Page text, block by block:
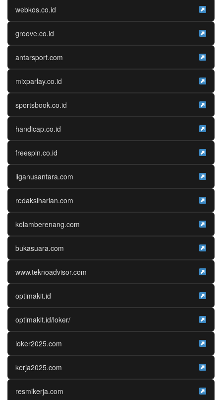
webkos.co.id
groove.co.id
antarsport.com
mixparlay.co.id
sportsbook.co.id
handicap.co.id
freespin.co.id
liganusantara.com
redaksiharian.com
kolamberenang.com
bukasuara.com
www.teknoadvisor.com
optimakit.id
optimakit.id/loker/
loker2025.com
kerja2025.com
resmikerja.com